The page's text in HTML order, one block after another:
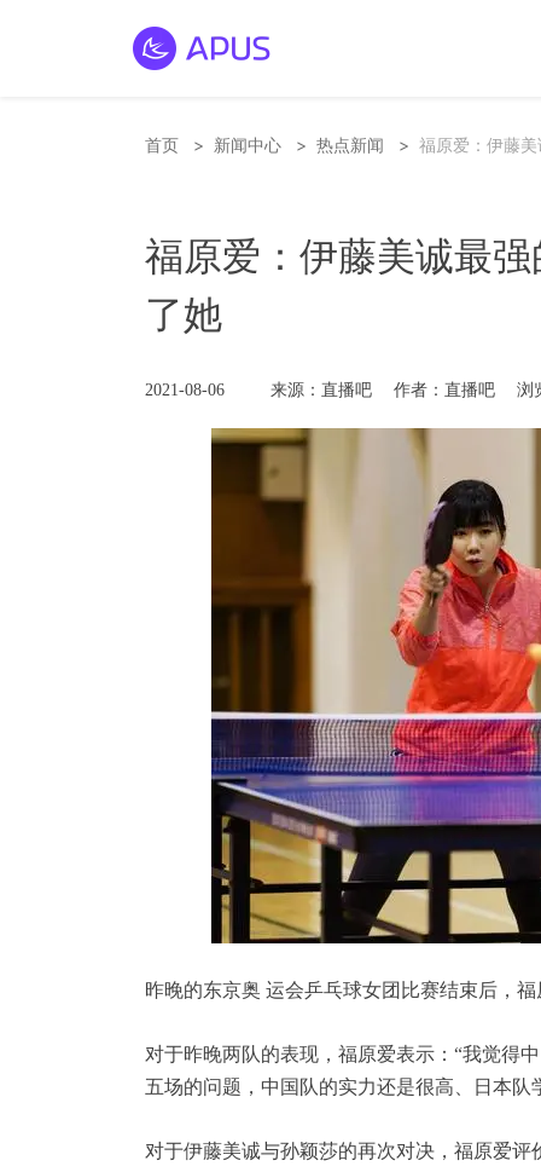
首页 > 新闻中心 > 热点新闻 > 福原爱：伊藤
福原爱：伊藤美诚最
了她
2021-08-06 来源：直播吧 作者：直播吧 浏
昨晚的东京奥 运会乒乓球女团比赛结束后，
对于昨晚两队的表现，福原爱表示：“我觉得
五场的问题，中国队的实力还是很高、日本队
对于伊藤美诚与孙颖莎的再次对决，福原爱